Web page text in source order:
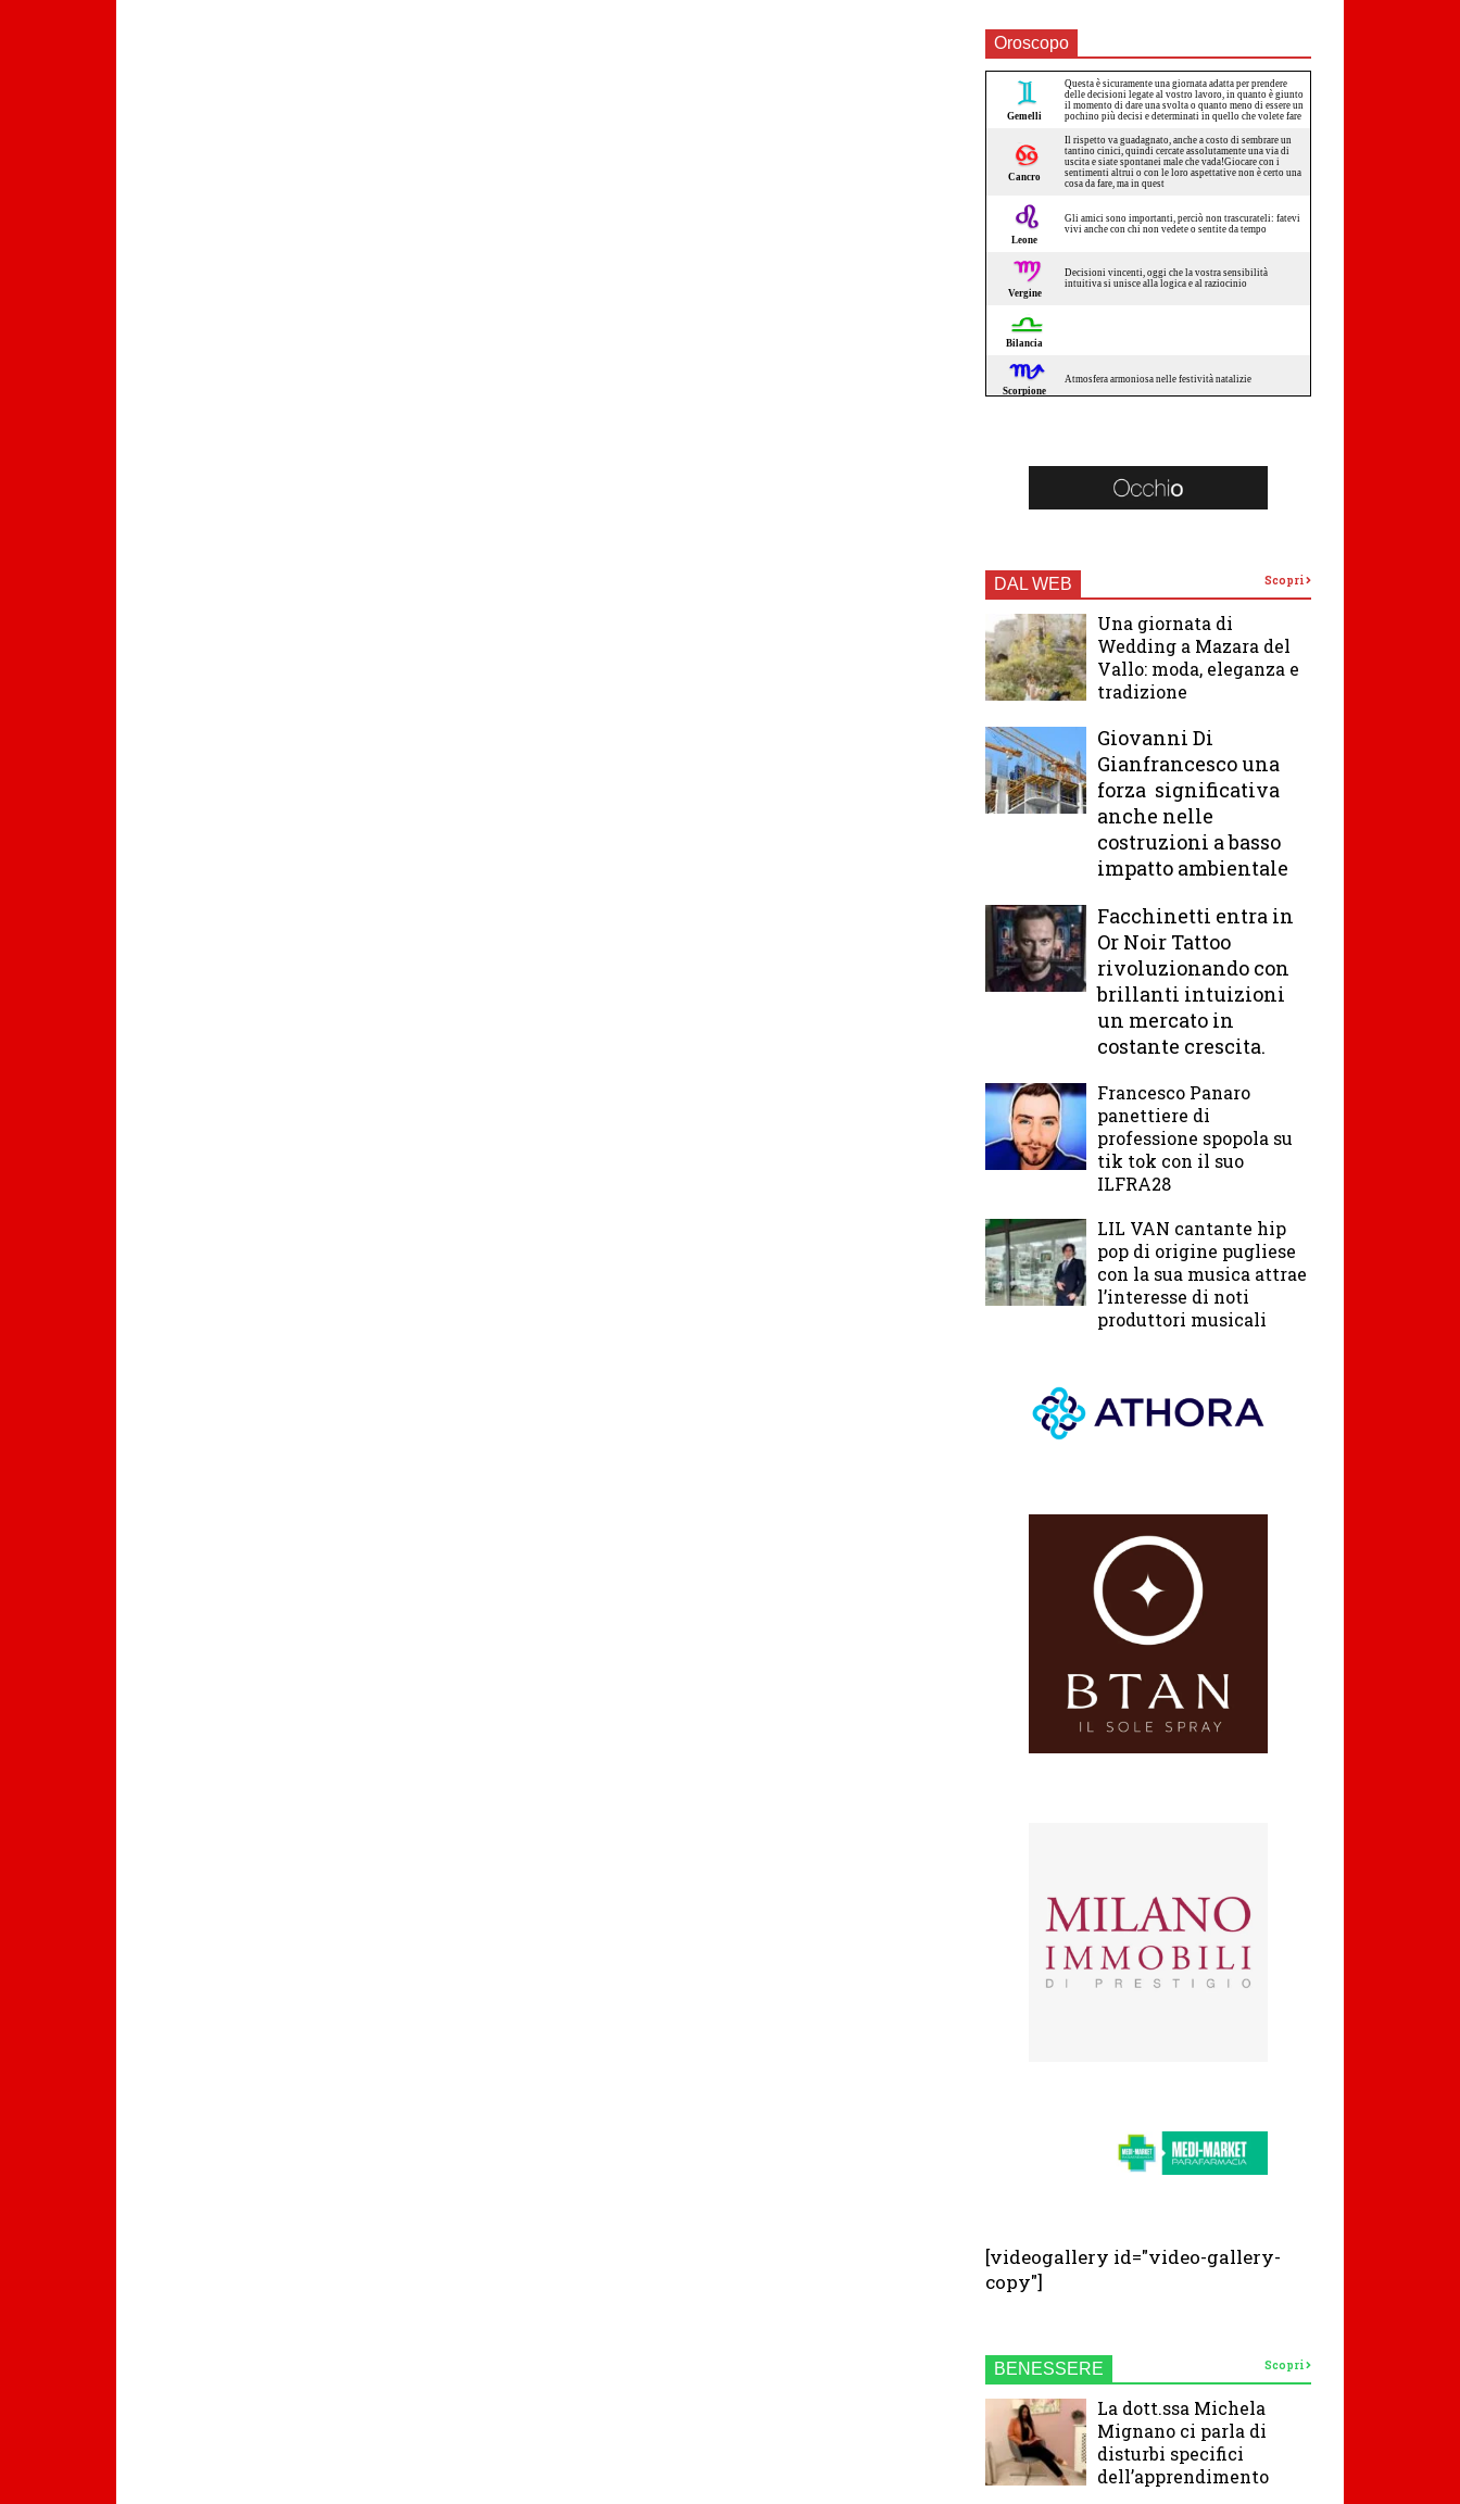
Oroscopo
DAL WEB Scopri
Una giornata di
Wedding a Mazara del
Vallo: moda, eleganza e
tradizione
Giovanni Di
Gianfrancesco una
forza significativa
anche nelle
costruzioni a basso
impatto ambientale
Facchinetti entra in
Or Noir Tattoo
rivoluzionando con
brillanti intuizioni
un mercato in
costante crescita.
Francesco Panaro
panettiere di
professione spopola su
tik tok con il suo
ILFRA28
LIL VAN cantante hip
pop di origine pugliese
con la sua musica attrae
l’interesse di noti
produttori musicali
[videogallery id="video-gallery-
copy"]
BENESSERE Scopri
La dott.ssa Michela
Mignano ci parla di
disturbi specifici
dell’apprendimento